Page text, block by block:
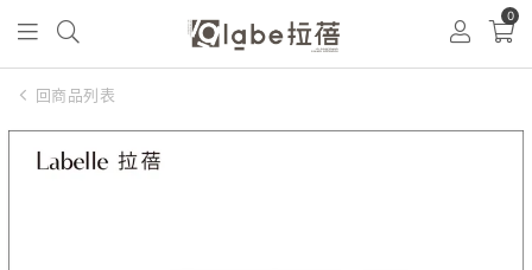
0
回商品列表